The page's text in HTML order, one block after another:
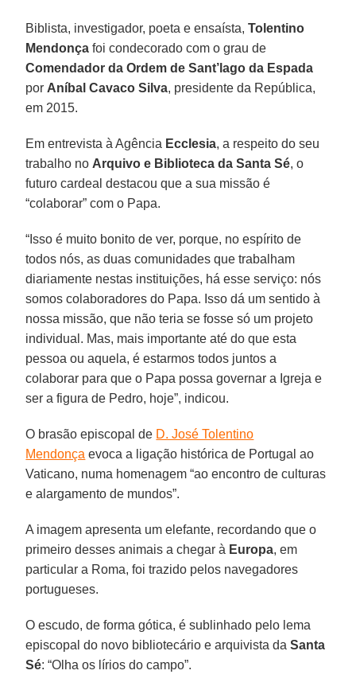
Biblista, investigador, poeta e ensaísta,Tolentino
Mendonça foi condecorado com o grau de
Comendador da Ordem de Sant’lago da Espada
por Aníbal Cavaco Silva, presidente da República,
em 2015.
Em entrevista à Agência Ecclesia, a respeito do seu
trabalho no Arquivo e Biblioteca da Santa Sé, o
futuro cardeal destacou que a sua missão é
“colaborar” com o Papa.
“Isso é muito bonito de ver, porque, no espírito de
todos nós, as duas comunidades que trabalham
diariamente nestas instituições, há esse serviço: nós
somos colaboradores do Papa. Isso dá um sentido à
nossa missão, que não teria se fosse só um projeto
individual. Mas, mais importante até do que esta
pessoa ou aquela, é estarmos todos juntos a
colaborar para que o Papa possa governar a Igreja e
ser a figura de Pedro, hoje”, indicou.
O brasão episcopal de D. José Tolentino
Mendonça evoca a ligação histórica de Portugal ao
Vaticano, numa homenagem “ao encontro de culturas
e alargamento de mundos”.
A imagem apresenta um elefante, recordando que o
primeiro desses animais a chegar à Europa, em
particular a Roma, foi trazido pelos navegadores
portugueses.
O escudo, de forma gótica, é sublinhado pelo lema
episcopal do novo bibliotecário e arquivista daSanta
Sé: “Olha os lírios do campo”.